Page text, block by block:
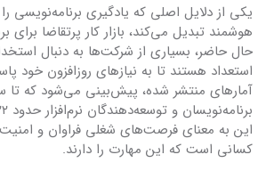
یکی از دلایل اصلی که یادگیری برنامه‌نویسی
هوشمند تبدیل می‌کند، بازار کار پرتقاضا برای
حال حاضر، بسیاری از شرکت‌ها به دنبال
استعداد هستند تا به نیازهای روزافزون خود
این به معنای فرصت‌های شغلی فراوان و
کسانی است که این مهارت را دارند.